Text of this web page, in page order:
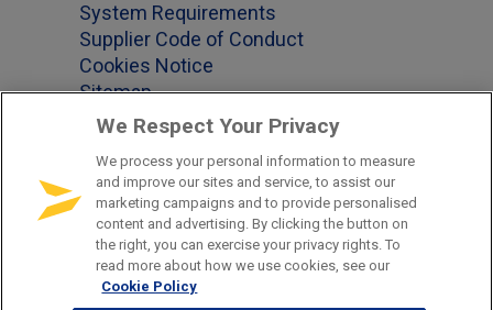
System Requirements
Supplier Code of Conduct
Cookies Notice
Sitemap
Follow us on
We Respect Your Privacy
We process your personal information to measure
and improve our sites and service, to assist our
marketing campaigns and to provide personalised
content and advertising. By clicking the button on
the right, you can exercise your privacy rights. To
read more about how we use cookies, see our
Cookie Policy